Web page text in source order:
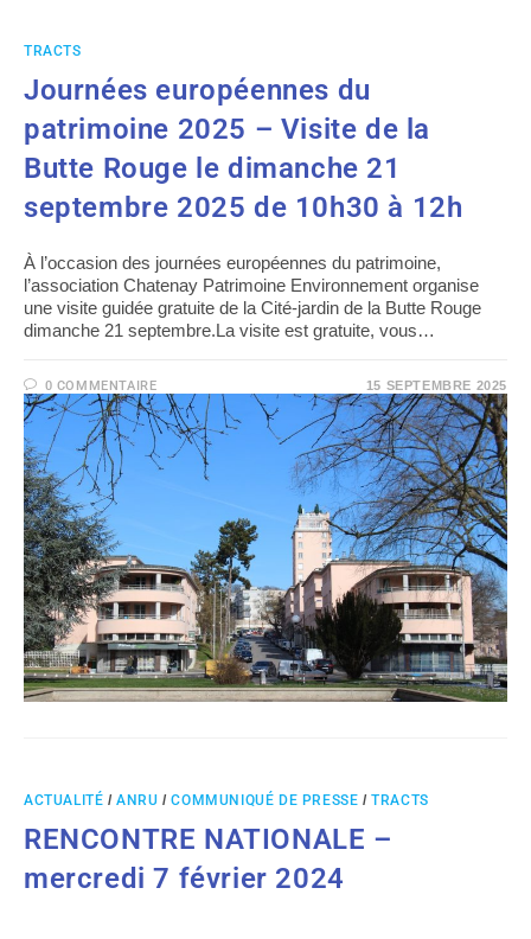
TRACTS
Journées européennes du
patrimoine 2025 – Visite de la
Butte Rouge le dimanche 21
septembre 2025 de 10h30 à 12h
À l’occasion des journées européennes du patrimoine,
l’association Chatenay Patrimoine Environnement organise
une visite guidée gratuite de la Cité-jardin de la Butte Rouge
dimanche 21 septembre.La visite est gratuite, vous…
0 COMMENTAIRE 15 SEPTEMBRE 2025
ACTUALITÉ /ANRU /COMMUNIQUÉ DE PRESSE /TRACTS
RENCONTRE NATIONALE –
mercredi 7 février 2024